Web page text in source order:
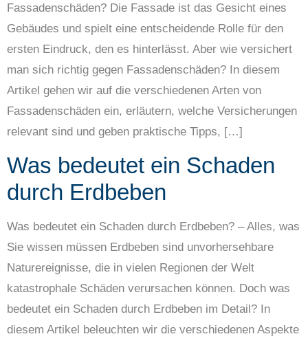
Fassadenschäden? Die Fassade ist das Gesicht eines
Gebäudes und spielt eine entscheidende Rolle für den
ersten Eindruck, den es hinterlässt. Aber wie versichert
man sich richtig gegen Fassadenschäden? In diesem
Artikel gehen wir auf die verschiedenen Arten von
Fassadenschäden ein, erläutern, welche Versicherungen
relevant sind und geben praktische Tipps, […]
Was bedeutet ein Schaden
durch Erdbeben
Was bedeutet ein Schaden durch Erdbeben? – Alles, was
Sie wissen müssen Erdbeben sind unvorhersehbare
Naturereignisse, die in vielen Regionen der Welt
katastrophale Schäden verursachen können. Doch was
bedeutet ein Schaden durch Erdbeben im Detail? In
diesem Artikel beleuchten wir die verschiedenen Aspekte